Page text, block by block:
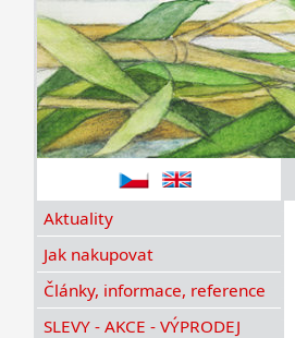
Aktuality
Jak nakupovat
Články, informace, reference
SLEVY - AKCE - VÝPRODEJ